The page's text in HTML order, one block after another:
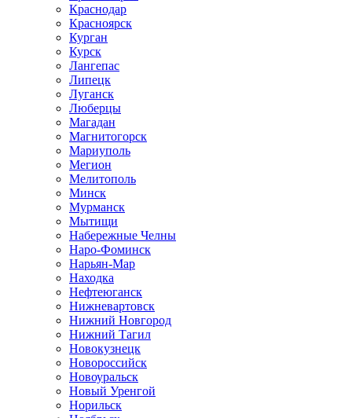
Краснодар
Красноярск
Курган
Курск
Лангепас
Липецк
Луганск
Люберцы
Магадан
Магнитогорск
Мариуполь
Мегион
Мелитополь
Минск
Мурманск
Мытищи
Набережные Челны
Наро-Фоминск
Нарьян-Мар
Находка
Нефтеюганск
Нижневартовск
Нижний Новгород
Нижний Тагил
Новокузнецк
Новороссийск
Новоуральск
Новый Уренгой
Норильск